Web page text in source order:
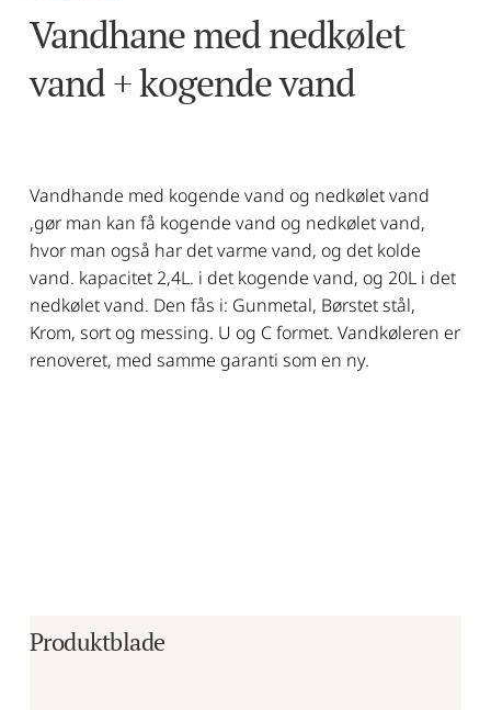
Vandhane med nedkølet
vand + kogende vand
Vandhande med kogende vand og nedkølet vand
,gør man kan få kogende vand og nedkølet vand,
hvor man også har det varme vand, og det kolde
vand. kapacitet 2,4L. i det kogende vand, og 20L i det
nedkølet vand. Den fås i: Gunmetal, Børstet stål,
Krom, sort og messing. U og C formet. Vandkøleren er
renoveret, med samme garanti som en ny.
Produktblade